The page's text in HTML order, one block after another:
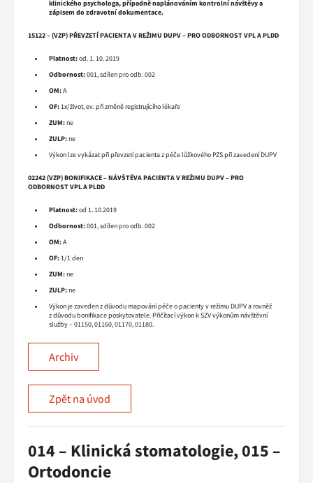
klinického psychologa, případně naplánováním kontrolní návštěvy a
zápisem do zdravotní dokumentace.
15122 – (VZP) PŘEVZETÍ PACIENTA V REŽIMU DUPV – PRO ODBORNOST VPL A PLDD
Platnost:od. 1. 10. 2019
Odbornost:001, sdílen pro odb. 002
OM:A
OF:1x/život, ev. při změně registrujícího lékaře
ZUM:ne
ZULP:ne
Výkon lze vykázat při převzetí pacienta z péče lůžkového PZS při zavedení DUPV
02242 (VZP) BONIFIKACE – NÁVŠTĚVA PACIENTA V REŽIMU DUPV – PRO
ODBORNOST VPL A PLDD
Platnost:od 1. 10.2019
Odbornost:001, sdílen pro odb. 002
OM:A
OF:1/1 den
ZUM:ne
ZULP:ne
Výkon je zaveden z důvodu mapování péče o pacienty v režimu DUPV a rovněž
z důvodu bonifikace poskytovatele. Přičítací výkon k SZV výkonům návštěvní
služby – 01150, 01160, 01170, 01180.
Archiv
Zpět na úvod
014 – Klinická stomatologie, 015 –
Ortodoncie